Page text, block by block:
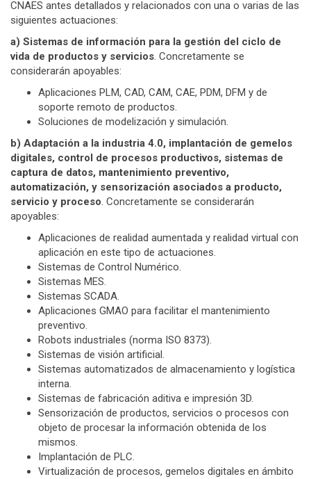
CNAES antes detallados y relacionados con una o varias de las
siguientes actuaciones:
a) Sistemas de información para la gestión del ciclo de
vida de productos y servicios. Concretamente se
considerarán apoyables:
Aplicaciones PLM, CAD, CAM, CAE, PDM, DFM y de
soporte remoto de productos.
Soluciones de modelización y simulación.
b) Adaptación a la industria 4.0, implantación de gemelos
digitales, control de procesos productivos, sistemas de
captura de datos, mantenimiento preventivo,
automatización, y sensorización asociados a producto,
servicio y proceso. Concretamente se considerarán
apoyables:
Aplicaciones de realidad aumentada y realidad virtual con
aplicación en este tipo de actuaciones.
Sistemas de Control Numérico.
Sistemas MES.
Sistemas SCADA.
Aplicaciones GMAO para facilitar el mantenimiento
preventivo.
Robots industriales (norma ISO 8373).
Sistemas de visión artificial.
Sistemas automatizados de almacenamiento y logística
interna.
Sistemas de fabricación aditiva e impresión 3D.
Sensorización de productos, servicios o procesos con
objeto de procesar la información obtenida de los
mismos.
Implantación de PLC.
Virtualización de procesos, gemelos digitales en ámbito